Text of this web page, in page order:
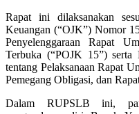
Rapat ini dilaksanakan
Keuangan (“OJK”) Nomor
Penyelenggaraan Rapat
Terbuka (“POJK 15”)
tentang Pelaksanaan Rapat
Pemegang Obligasi, dan
Dalam RUPSLB ini,